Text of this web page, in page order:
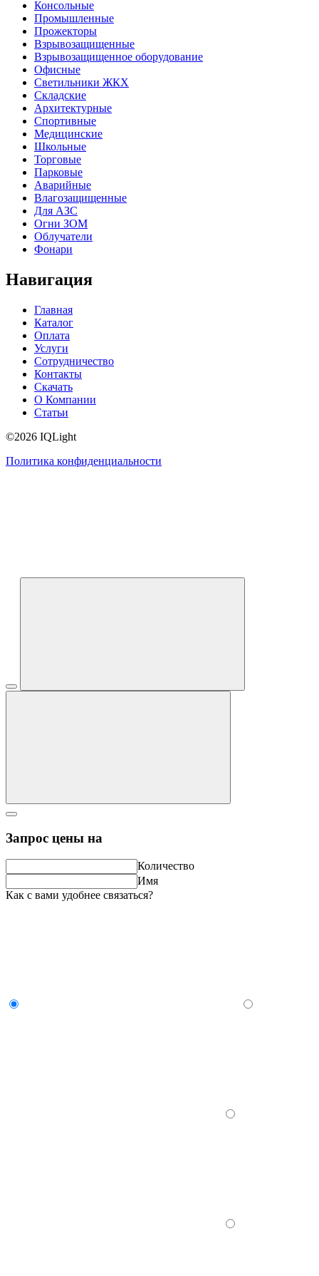
Консольные
Промышленные
Прожекторы
Взрывозащищенные
Взрывозащищенное оборудование
Офисные
Cветильники ЖКХ
Складские
Архитектурные
Спортивные
Медицинские
Школьные
Торговые
Парковые
Аварийные
Влагозащищенные
Для АЗС
Огни ЗОМ
Облучатели
Фонари
Навигация
Главная
Каталог
Оплата
Услуги
Сотрудничество
Контакты
Скачать
О Компании
Статьи
©2026 IQLight
Политика конфиденциальности
Запрос цены на
Количество
Имя
Как с вами удобнее связаться?